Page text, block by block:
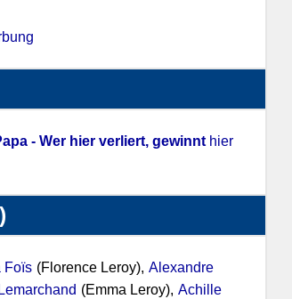
- Wer hier verliert, gewinnthier
Foïs (Florence Leroy), Alexandre
(Emma Leroy), Achille